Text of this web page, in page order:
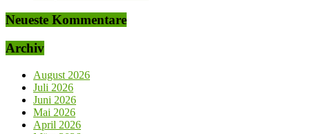
Neueste Kommentare
Archiv
August 2026
Juli 2026
Juni 2026
Mai 2026
April 2026